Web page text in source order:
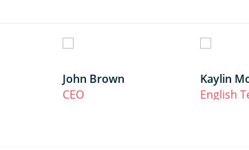
John Brown
CEO
Kaylin
English